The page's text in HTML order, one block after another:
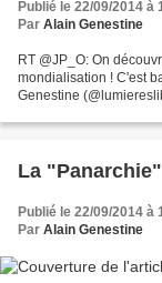
Publié le 22/09/2014 à
Par Alain Genestine
RT @JP_O: On
mondialisation ! C'est
Genestine
La
Publié le 22/09/2014 à
Par Alain Genestine